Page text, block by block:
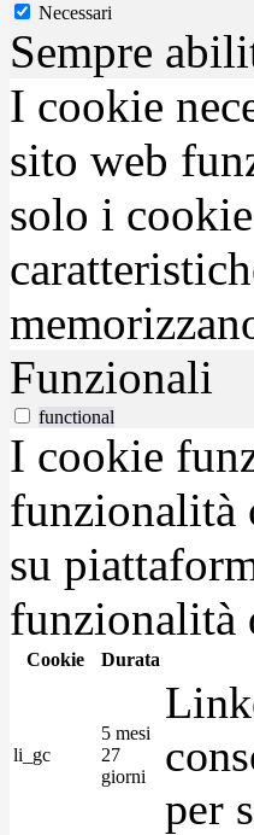
Necessari
Sempre
I cookie
sito web
solo i
Funzionali
functional
I cookie
funzionalità
su
funzionalità
Cookie Durata
li_gc
5 mesi
27
giorni
per